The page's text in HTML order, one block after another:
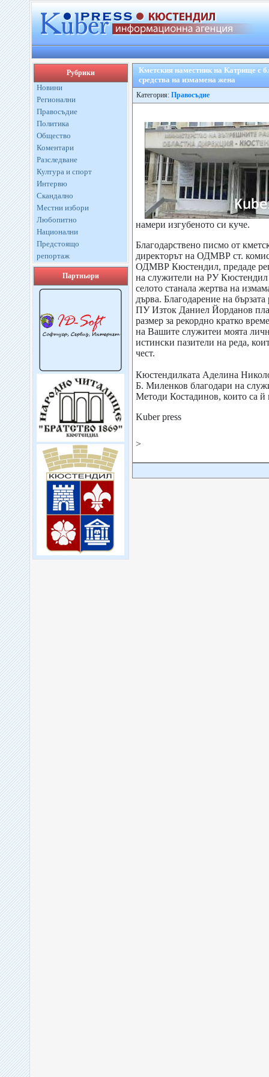
Рубрики
Новини
Регионални
Правосъдие
Политика
Общество
Коментари
Разследване
Култура и спорт
Интервю
Скандално
Местни избори
Любопитно
Национални
Предстоящо
репортаж
Партньори
Кметския наместник на Катрище с
средства на измамена жена
Категория: Правосъдие
намери изгубеното си куче.
Благодарствено писмо от
директорът на ОДМВР ст.
ОДМВР Кюстендил, предаде
на служители на РУ Кюстендил
селото станала жертва на
дърва. Благодарение на
ПУ Изток Даниел Йорданов
размер за рекордно кратко
на Вашите служитеи моята
истински пазители на реда,
чест.
Кюстендилката Аделина
Б. Миленков благодари на
Методи Костадинов, които са й
Kuber press
>